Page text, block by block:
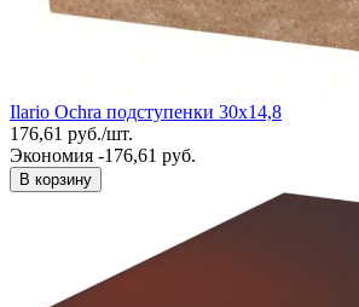
Ilario Ochra подступенки 30х14,8
176,61 руб./шт.
Экономия -176,61 руб.
В корзину